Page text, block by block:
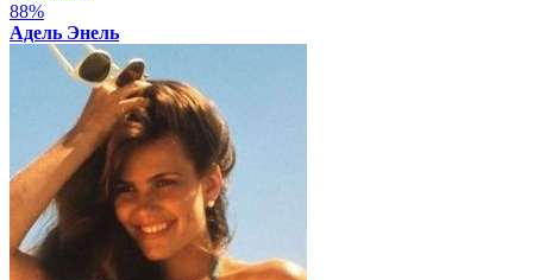
88%
Адель Энель